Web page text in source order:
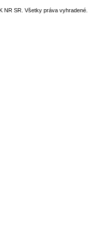
NR SR. Všetky práva vyhradené.